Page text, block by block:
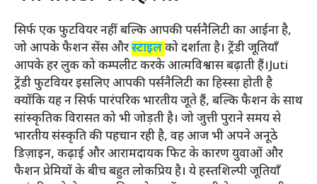
सिर्फ एक फुटवियर नहीं बल्कि आपकी पर्सनैलिटी का आईना है,
जो आपके फैशन सेंस औरस्टाइलको दर्शाता है। ट्रेंडी जूतियाँ
आपके हर लुक को कम्पलीट करके आत्मविश्वास बढ़ाती हैं।Juti
ट्रेंडी फुटवियर इसलिए आपकी पर्सनैलिटी का हिस्सा होती है
क्योंकि यह न सिर्फ पारंपरिक भारतीय जूते हैं, बल्कि फैशन के साथ
सांस्कृतिक विरासत को भी जोड़ती है। जो जुत्ती पुराने समय से
भारतीय संस्कृति की पहचान रही है, वह आज भी अपने अनूठे
डिज़ाइन, कढ़ाई और आरामदायक फिट के कारण युवाओं और
फैशन प्रेमियों के बीच बहुत लोकप्रिय है। ये हस्तशिल्पी जूतियाँ